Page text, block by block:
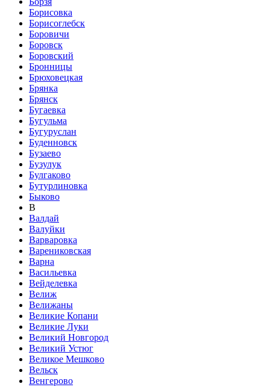
Борисовка
Борисоглебск
Боровичи
Боровск
Боровский
Бронницы
Брюховецкая
Брянка
Брянск
Бугаевка
Бугульма
Бугуруслан
Буденновск
Бузаево
Бузулук
Булгаково
Бутурлиновка
Быково
В
Валдай
Валуйки
Варваровка
Варениковская
Варна
Васильевка
Вейделевка
Велиж
Велижаны
Великие Копани
Великие Луки
Великий Новгород
Великий Устюг
Великое Мешково
Вельск
Венгерово